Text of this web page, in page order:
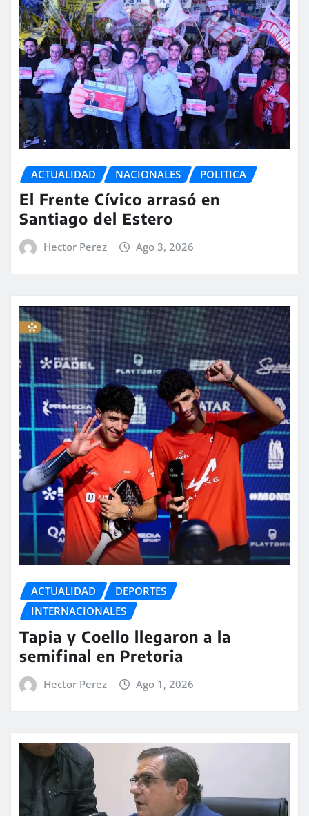
ACTUALIDAD NACIONALES POLITICA
El Frente Cívico arrasó en
Santiago del Estero
Hector Perez Ago 3, 2026
ACTUALIDAD
DEPORTES
INTERNACIONALES
Tapia y Coello llegaron a la
semifinal en Pretoria
Hector Perez Ago 1, 2026